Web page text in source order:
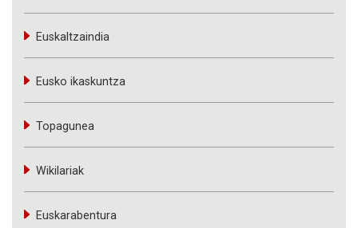
Euskaltzaindia
Eusko ikaskuntza
Topagunea
Wikilariak
Euskarabentura